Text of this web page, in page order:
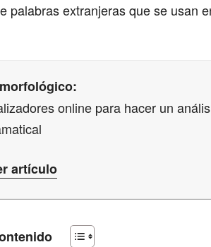
palabras extranjeras que se usan
online para hacer un
artículo